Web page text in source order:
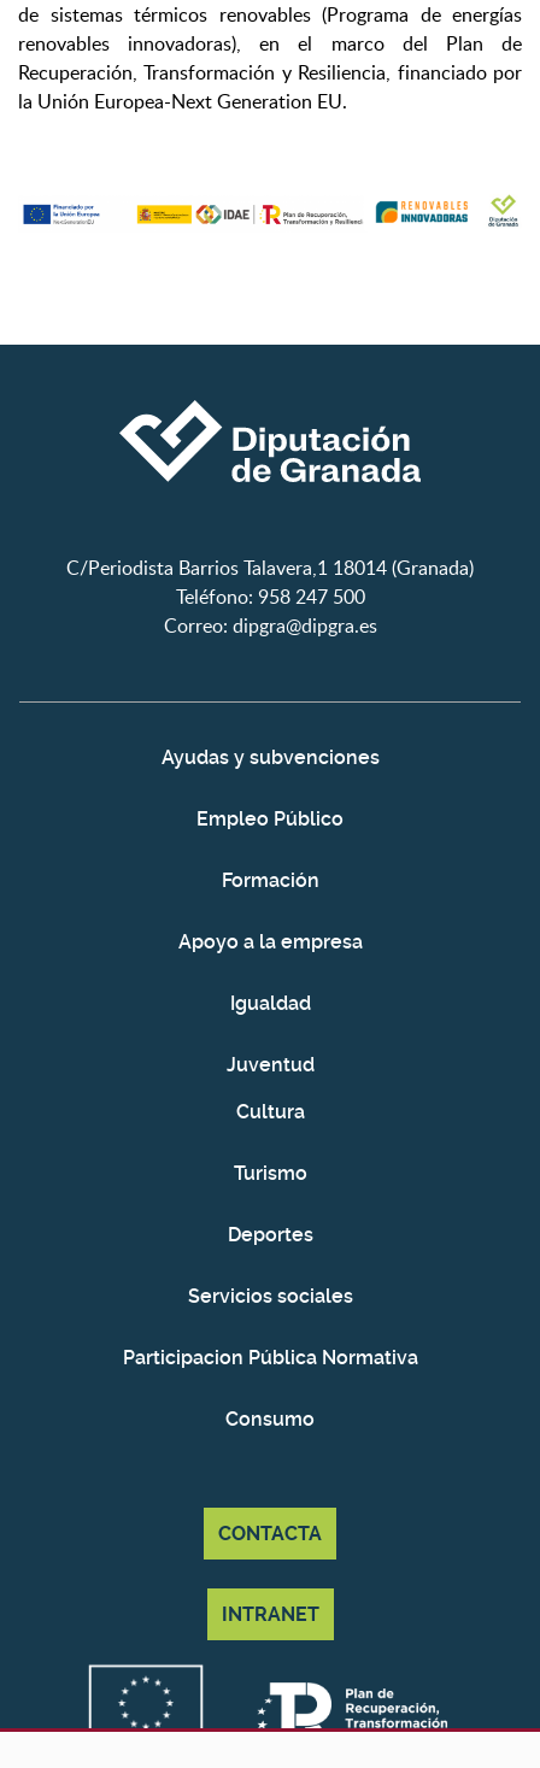
de sistemas térmicos renovables (Programa de energías
renovables innovadoras), en el marco del Plan de
Recuperación, Transformación y Resiliencia, financiado por
la Unión Europea-Next Generation EU.
C/Periodista Barrios Talavera,1 18014 (Granada)
Teléfono: 958 247 500
Correo: dipgra@dipgra.es
Ayudas y subvenciones
Empleo Público
Formación
Apoyo a la empresa
Igualdad
Juventud
Cultura
Turismo
Deportes
Servicios sociales
Participacion Pública Normativa
Consumo
CONTACTA
INTRANET